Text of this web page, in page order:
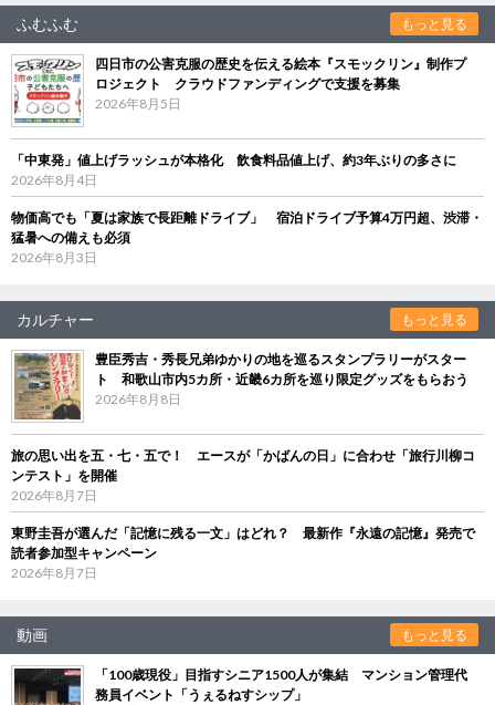
ふむふむ もっと見る
四日市の公害克服の歴史を伝える絵本『スモックリン』制作プ
ロジェクト クラウドファンディングで支援を募集
2026年8月5日
「中東発」値上げラッシュが本格化 飲食料品値上げ、約3年ぶりの多さに
2026年8月4日
物価高でも「夏は家族で長距離ドライブ」 宿泊ドライブ予算4万円超、渋滞・
猛暑への備えも必須
2026年8月3日
カルチャー もっと見る
豊臣秀吉・秀長兄弟ゆかりの地を巡るスタンプラリーがスター
ト 和歌山市内5カ所・近畿6カ所を巡り限定グッズをもらおう
2026年8月8日
旅の思い出を五・七・五で！ エースが「かばんの日」に合わせ「旅行川柳コ
ンテスト」を開催
2026年8月7日
東野圭吾が選んだ「記憶に残る一文」はどれ？ 最新作『永遠の記憶』発売で
読者参加型キャンペーン
2026年8月7日
動画 もっと見る
「100歳現役」目指すシニア1500人が集結 マンション管理代
務員イベント「うぇるねすシップ」